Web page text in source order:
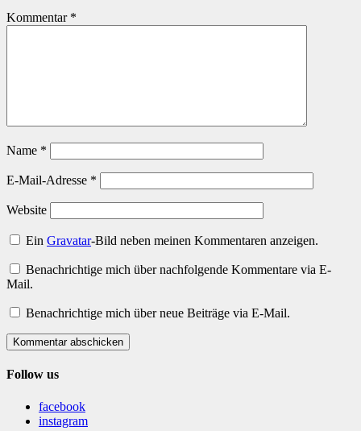
Kommentar *
Name *
E-Mail-Adresse *
Website
EinGravatar-Bild neben meinen Kommentaren anzeigen.
Benachrichtige mich über nachfolgende Kommentare via E-
Mail.
Benachrichtige mich über neue Beiträge via E-Mail.
Kommentar abschicken
Follow us
facebook
instagram